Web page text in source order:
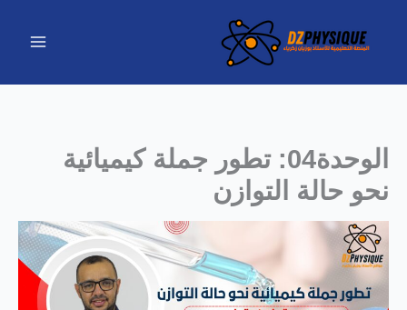
الوحدة04: تطور جملة كيميائية
نحو حالة التوازن